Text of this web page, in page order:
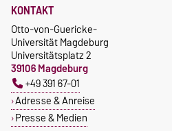
KONTAKT
Otto-von-Guericke-
Universität Magdeburg
Universitätsplatz 2
39106 Magdeburg
+49 391 67-01
Adresse & Anreise
Presse & Medien